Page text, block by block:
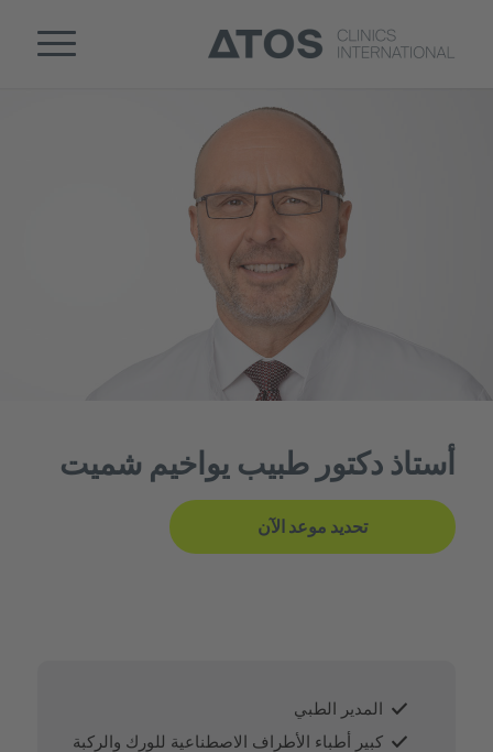
أستاذ دكتور طبيب يواخيم شميت
تحديد موعد الآن
المدير الطبي
كبير أطباء الأطراف الاصطناعية للورك والركبة